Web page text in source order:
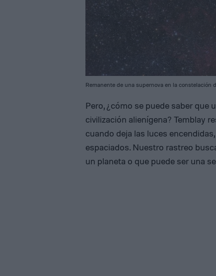
Remanente de una supernova en la constelación
Pero, ¿cómo se puede saber que
civilización alienígena? Temblay
cuando deja las luces
espaciados. Nuestro rastreo
un planeta o que puede ser una